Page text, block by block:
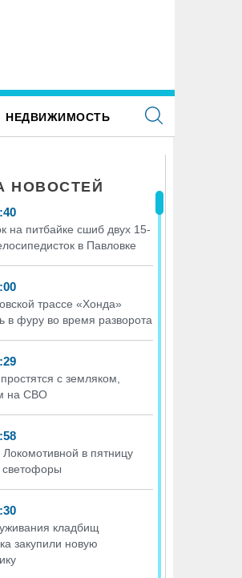
НЕДВИЖИМОСТЬ
НОВОСТЕЙ
на питбайке сшиб двух 15-
в Павловке
трассе «Хонда»
в фуру во время разворота
с земляком,
на СВО
в пятницу
светофоры
кладбищ
закупили новую